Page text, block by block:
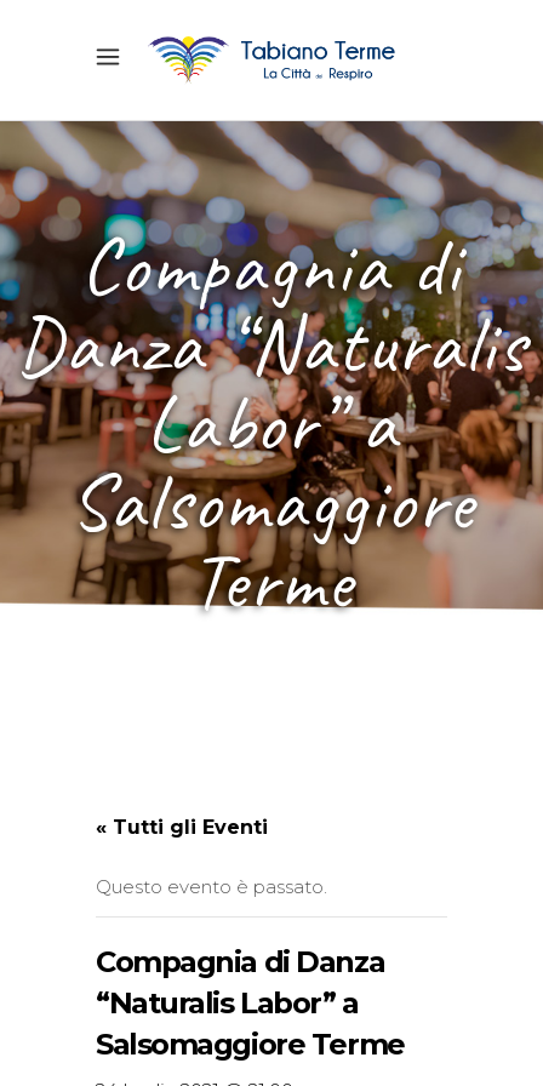
Compagnia di
Danza “Naturalis
Labor” a
Salsomaggiore
Terme
« Tutti gli Eventi
Questo evento è passato.
Compagnia di Danza
“Naturalis Labor” a
Salsomaggiore Terme